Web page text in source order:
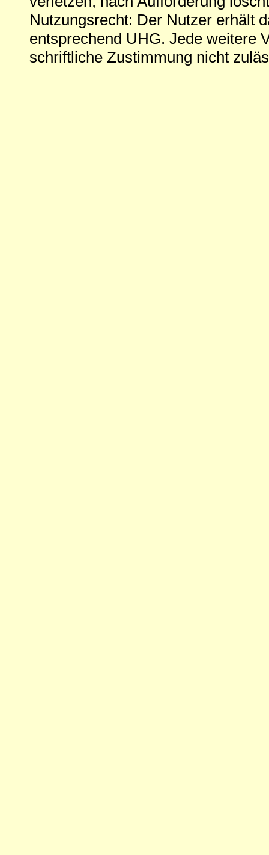
Nutzungsrecht: Der Nutzer erhält
entsprechend UHG. Jede weitere
schriftliche Zustimmung nicht